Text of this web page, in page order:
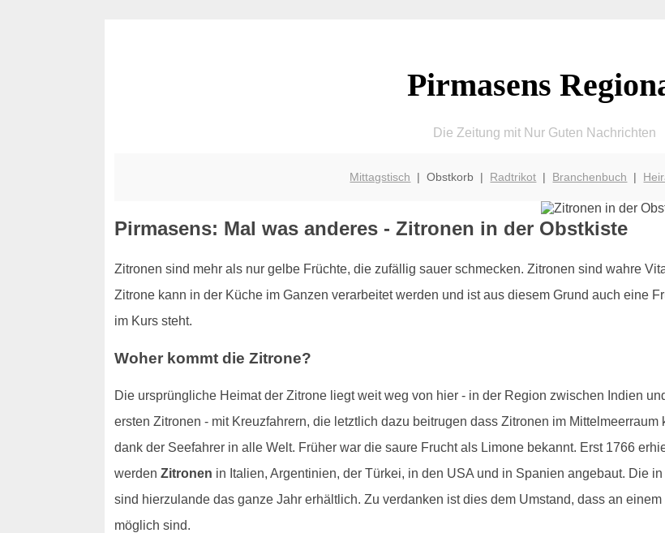
Pirmasens
Die Zeitung mit Nur Guten Nachrichten
Mittagstisch | Obstkorb | Radtrikot | Branchenbuch |
Pirmasens: Mal was anderes - Zitronen in der Obstkiste
Zitronen sind mehr als nur gelbe Früchte, die zufällig sauer schmecken. Zitronen sind wahre
Zitrone kann in der Küche im Ganzen verarbeitet werden und ist aus diesem Grund auch eine
im Kurs steht.
Woher kommt die Zitrone?
Die ursprüngliche Heimat der Zitrone liegt weit weg von hier - in der Region zwischen Indien
ersten Zitronen - mit Kreuzfahrern, die letztlich dazu beitrugen dass Zitronen im
dank der Seefahrer in alle Welt. Früher war die saure Frucht als Limone bekannt. Erst 1766
werden Zitronen in Italien, Argentinien, der Türkei, in den USA und in Spanien angebaut. Die
sind hierzulande das ganze Jahr erhältlich. Zu verdanken ist dies dem Umstand, dass an
möglich sind.